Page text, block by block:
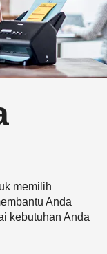
memilih
Anda
kebutuhan Anda